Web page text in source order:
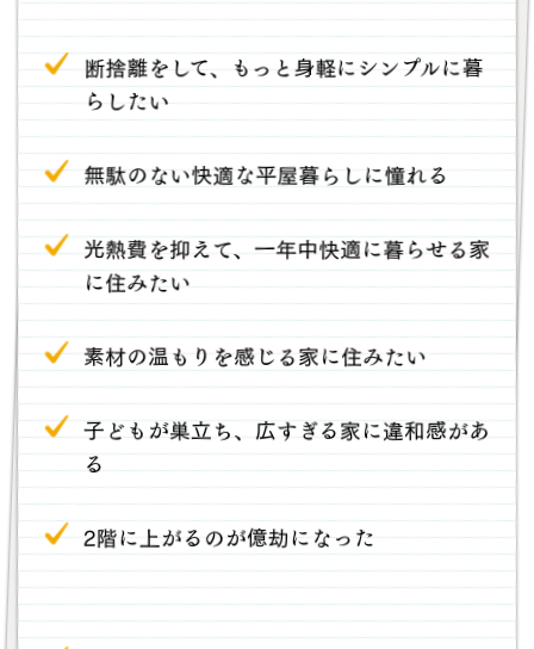
断捨離をして、もっと身軽にシンプルに暮
らしたい
無駄のない快適な平屋暮らしに憧れる
光熱費を抑えて、一年中快適に暮らせる家
に住みたい
素材の温もりを感じる家に住みたい
子どもが巣立ち、広すぎる家に違和感があ
る
2階に上がるのが億劫になった